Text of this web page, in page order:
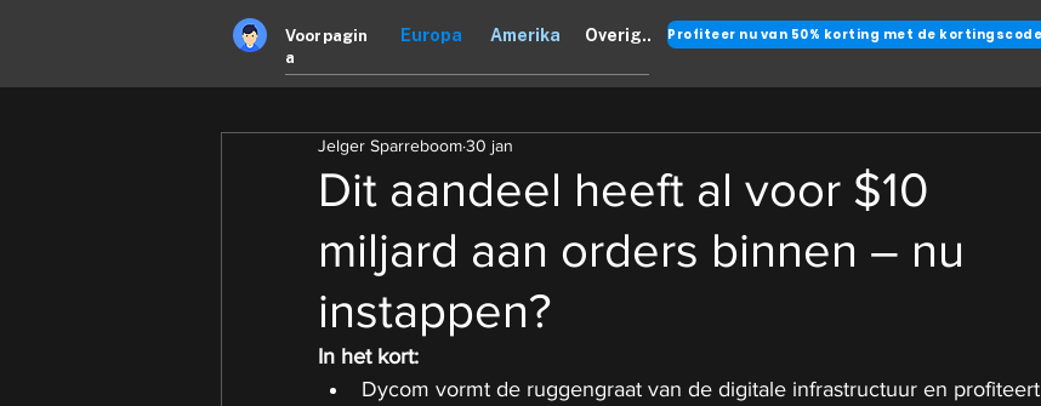
Voorpagin
a
Europa Amerika Overig..
Dit aandeel heeft al voor $10
miljard aan orders binnen – nu
instappen?
Jelger Sparreboom30 jan
In het kort:
Dycom vormt de ruggengraat van de digitale infrastructuur en profiteert